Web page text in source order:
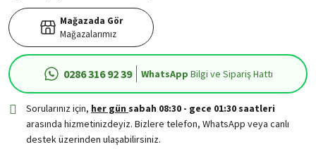
Mağazada Gör
Mağazalarımız
0286 316 92 39 WhatsApp Bilgi ve Sipariş Hattı
Sorularınız için, her gün sabah 08:30 - gece 01:30 saatleri
arasında hizmetinizdeyiz. Bizlere telefon, WhatsApp veya canlı
destek üzerinden ulaşabilirsiniz.